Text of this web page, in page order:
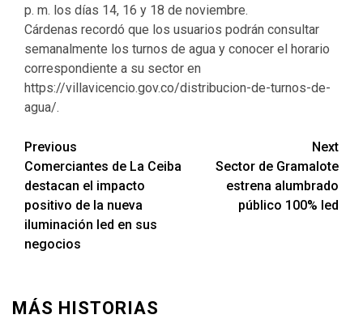
p. m. los días 14, 16 y 18 de noviembre.
Cárdenas recordó que los usuarios podrán consultar
semanalmente los turnos de agua y conocer el horario
correspondiente a su sector en
https://villavicencio.gov.co/distribucion-de-turnos-de-
agua/.
Previous
Comerciantes de La Ceiba
destacan el impacto
positivo de la nueva
iluminación led en sus
negocios
Next
Sector de Gramalote
estrena alumbrado
público 100% led
MÁS HISTORIAS